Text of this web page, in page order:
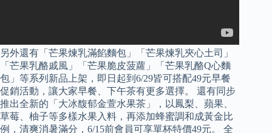
另外還有「芒果煉乳滿餡麵包」「芒果煉乳夾心土司」
「芒果乳酪戚風」「芒果脆皮菠蘿」「芒果乳酪Q心麵
包」等系列新品上架，即日起到6/29皆可搭配49元早餐
促銷活動，讓大家早餐、下午茶有更多選擇。 還有同步
推出全新的「大冰馥郁金萱水果茶」，以鳳梨、蘋果、
草莓、柚子等多樣水果入料，再添加蜂蜜調和成黃金比
例，清爽消暑滿分，6/15前會員可享單杯特價49元。 全